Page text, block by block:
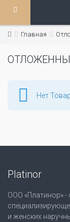
Главная
Нет
Platinor
ООО «Платинор» -
и женских